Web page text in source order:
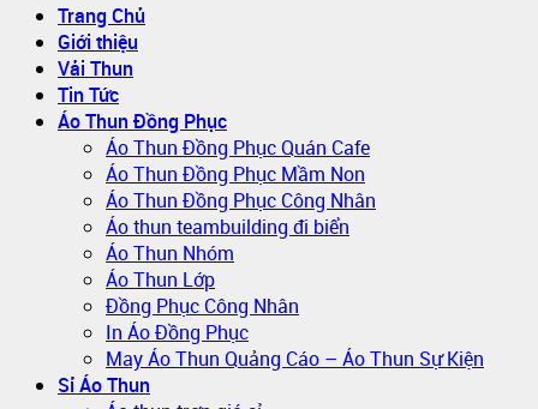
Trang Chủ
Giới thiệu
Vải Thun
Tin Tức
Áo Thun Đồng Phục
Áo Thun Đồng Phục Quán Cafe
Áo Thun Đồng Phục Mầm Non
Áo Thun Đồng Phục Công Nhân
Áo thun teambuilding đi biển
Áo Thun Nhóm
Áo Thun Lớp
Đồng Phục Công Nhân
In Áo Đồng Phục
May Áo Thun Quảng Cáo – Áo Thun Sự Kiện
Sỉ Áo Thun